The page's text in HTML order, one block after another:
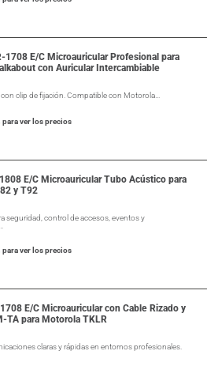
1708 E/C Microauricular Profesional para
con Auricular Intercambiable
clip de fijación. Compatible con Motorola…
ver los precios
E/C Microauricular Tubo Acústico para
y T92
seguridad, control de accesos, eventos y
ver los precios
E/C Microauricular con Cable Rizado y
TA para Motorola TKLR
claras y rápidas en entornos profesionales.